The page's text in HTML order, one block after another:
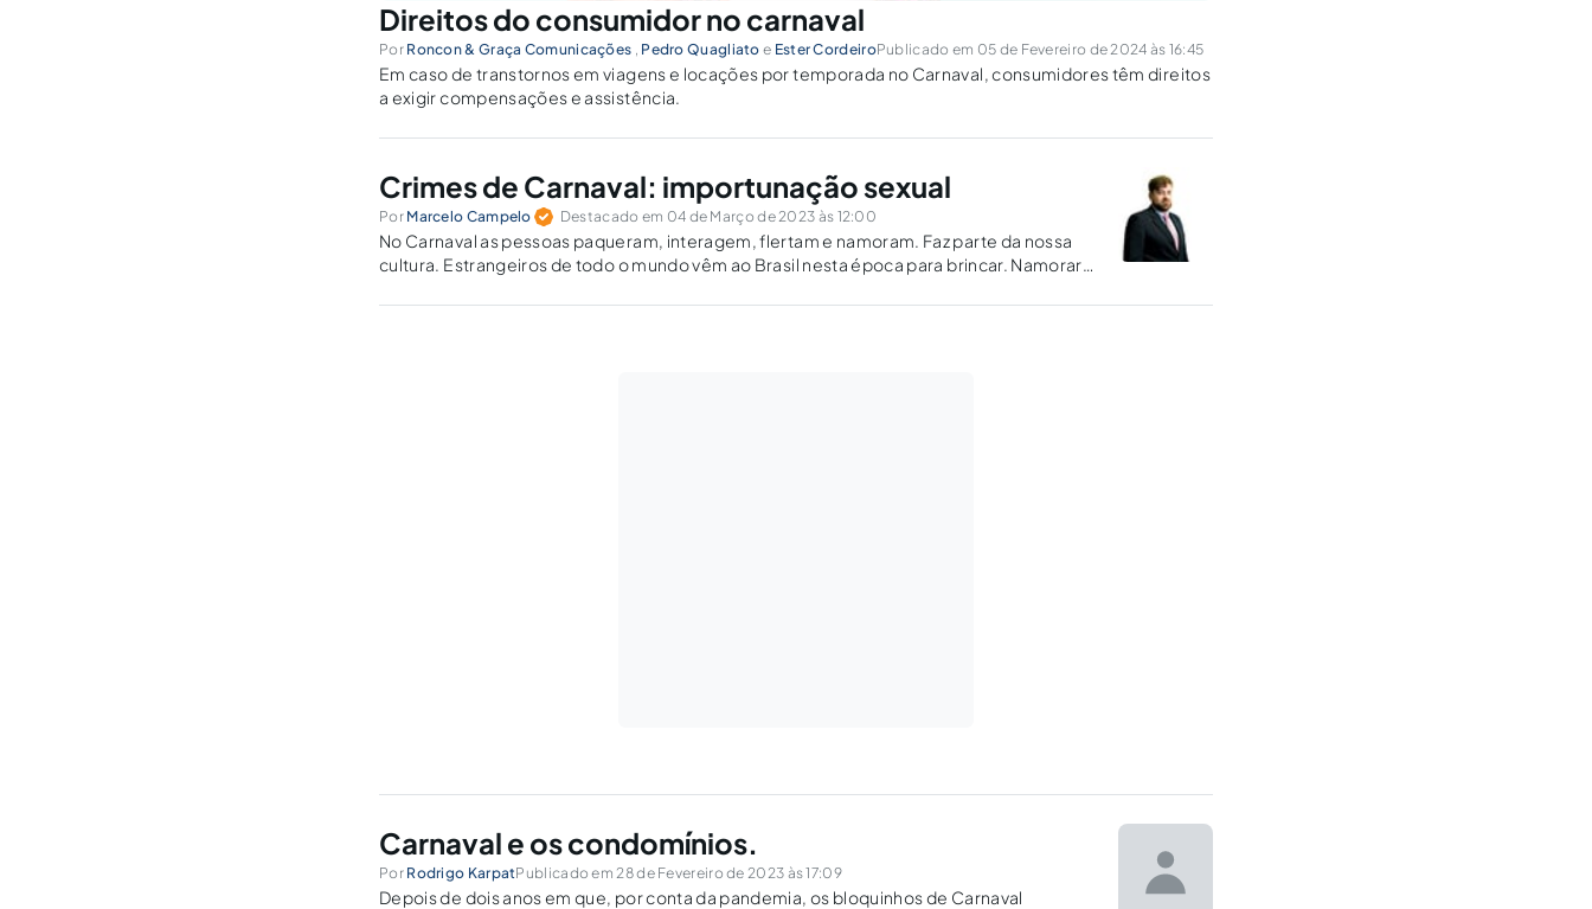
Direitos do consumidor no carnaval
Por Roncon & Graça Comunicações , Pedro Quagliato e Ester CordeiroPublicado em 05 de Fevereiro de 2024 às 16:45
Em caso de transtornos em viagens e locações por temporada no Carnaval, consumidores têm direitos
a exigir compensações e assistência.
Crimes de Carnaval: importunação sexual
Por Marcelo Campelo Destacado em 04 de Março de 2023 às 12:00
No Carnaval as pessoas paqueram, interagem, flertam e namoram. Faz parte da nossa
cultura. Estrangeiros de todo o mundo vêm ao Brasil nesta época para brincar. Namorar
Carnaval e os condomínios.
Por Rodrigo KarpatPublicado em 28 de Fevereiro de 2023 às 17:09
Depois de dois anos em que, por conta da pandemia, os bloquinhos de Carnaval